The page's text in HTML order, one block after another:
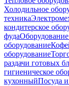
Холодильное
техника
кондитерское
фуда
оборудование
оборудование
раздачи готовых
гигиеническое
кухонныйПосуда